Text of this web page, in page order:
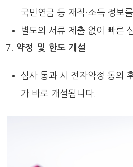
국민연금 등 재직·소득 정보
별도의 서류 제출 없이 빠른
약정 및 한도 개설
심사 통과 시 전자약정 동의
가 바로 개설됩니다.